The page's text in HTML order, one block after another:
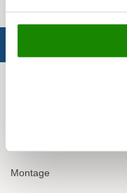
Montage